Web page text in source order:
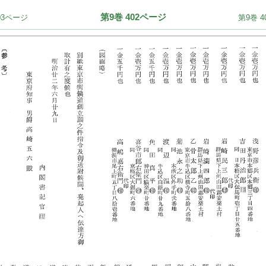
第9巻 402ページ